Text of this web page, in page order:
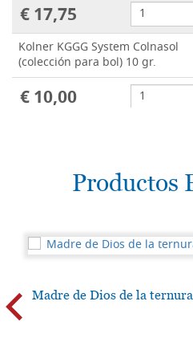
€ 17,75
Kolner KGGG System Colnasol
(colección para bol) 10 gr.
€ 10,00
€ 68,00
€ 68,00
Kolner Colnafix 100 ml. (Colnasol
listo para usar, líquido)
Productos
Madre de Dios de la